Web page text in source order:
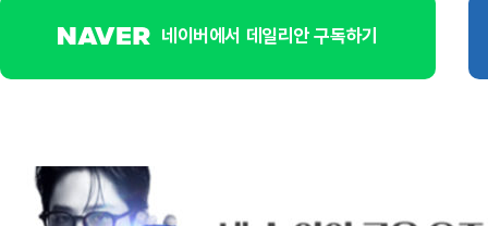
네이버에서 데일리안 구독하기